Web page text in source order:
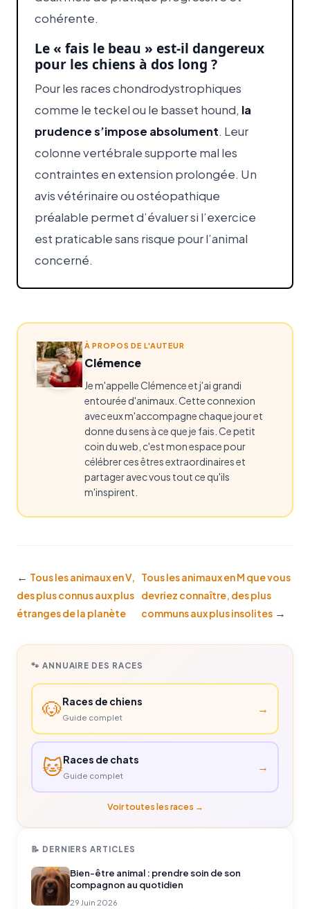
cohérente.
Le « fais le beau » est-il dangereux
pour les chiens à dos long ?
Pour les races chondrodystrophiques
comme le teckel ou le basset hound, la
prudence s’impose absolument. Leur
colonne vertébrale supporte mal les
contraintes en extension prolongée. Un
avis vétérinaire ou ostéopathique
préalable permet d’évaluer si l’exercice
est praticable sans risque pour l’animal
concerné.
À PROPOS DE L'AUTEUR
Clémence
Je m'appelle Clémence et j'ai grandi
entourée d'animaux. Cette connexion
avec eux m'accompagne chaque jour et
donne du sens à ce que je fais. Ce petit
coin du web, c'est mon espace pour
célébrer ces êtres extraordinaires et
partager avec vous tout ce qu'ils
m'inspirent.
← Tous les animaux en V,
des plus connus aux plus
étranges de la planète
Tous les animaux en M que vous
devriez connaître, des plus
communs aux plus insolites→
🐾 ANNUAIRE DES RACES
🐶Races de chiens
Guide complet
→
🐱Races de chats
Guide complet
→
Voir toutes les races →
📝 DERNIERS ARTICLES
Bien-être animal : prendre soin de son
compagnon au quotidien
29 Juin 2026